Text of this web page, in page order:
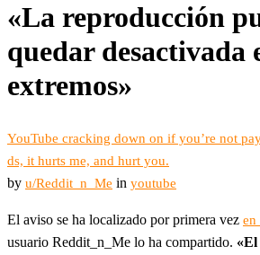
«La reproducción
quedar desactivada
extremos»
YouTube cracking down on if you’re not
ds, it hurts me, and hurt you.
by u/Reddit_n_Me in youtube
El aviso se ha localizado por primera vez en
usuario Reddit_n_Me lo ha compartido.